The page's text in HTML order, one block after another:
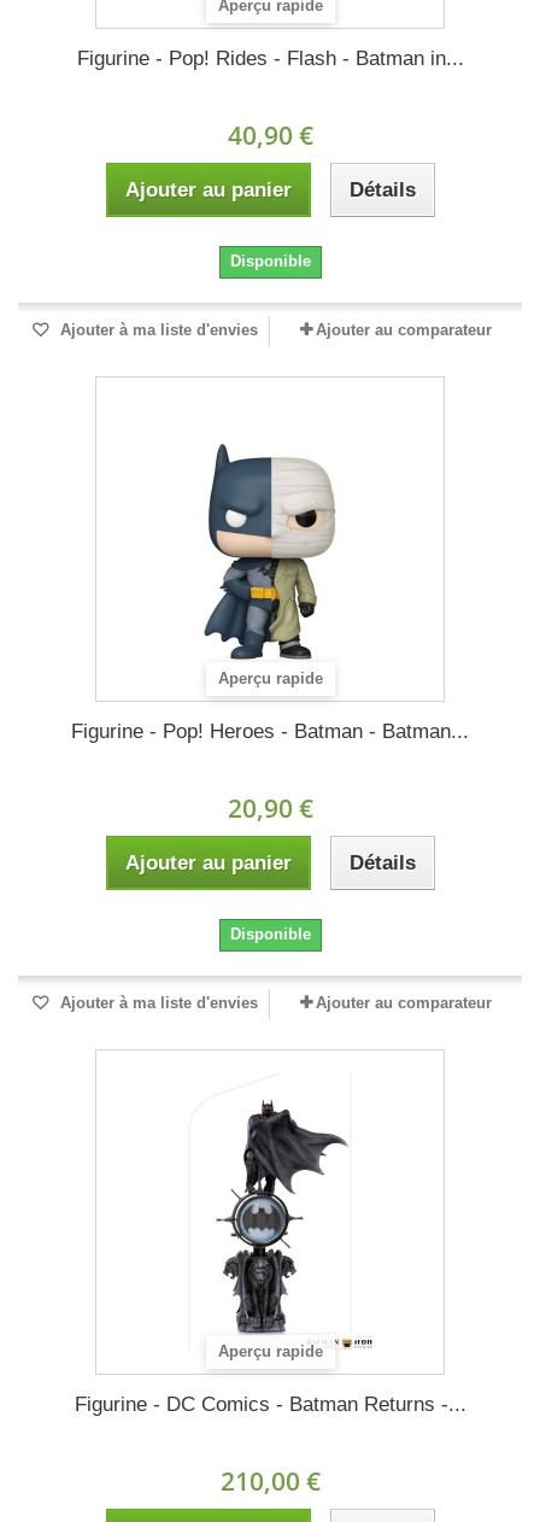
Aperçu rapide
Figurine - Pop! Rides - Flash - Batman in...
40,90 €
Ajouter au panier Détails
Disponible
Ajouter à ma liste d'envies Ajouter au comparateur
Aperçu rapide
Figurine - Pop! Heroes - Batman - Batman...
20,90 €
Ajouter au panier Détails
Disponible
Ajouter à ma liste d'envies Ajouter au comparateur
Aperçu rapide
Figurine - DC Comics - Batman Returns -...
210,00 €